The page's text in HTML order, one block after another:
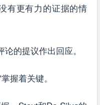
有更有力的证据的情
的提议作出回应。
握着关键。